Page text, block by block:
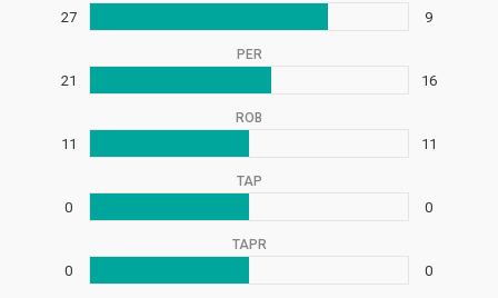
27 9
PER
21 16
ROB
11 11
TAP
0 0
TAPR
0 0